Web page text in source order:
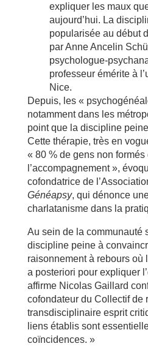
expliquer les maux
aujourd’hui. La
popularisée au début
par Anne Ancelin
psychologue-
professeur émérite à
Nice.
Depuis, les «
notamment dans les
point que la discipline
Cette thérapie, très en
« 80 % de gens non formés
l’accompagnement »,
cofondatrice de
Généapsy, qui dénonce
charlatanisme dans la
Au sein de la communauté
discipline peine à
raisonnement à rebours où
a posteriori pour expliquer
affirme Nicolas Gaillard
cofondateur du Collectif de
transdisciplinaire esprit
liens établis sont
coïncidences. »